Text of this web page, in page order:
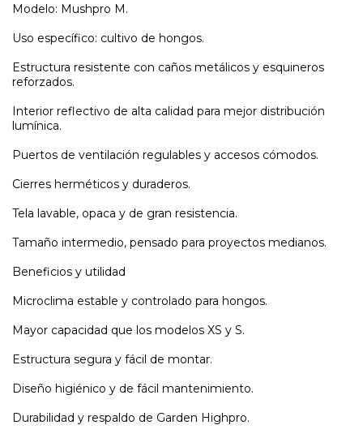
Modelo: Mushpro M.
Uso específico: cultivo de hongos.
Estructura resistente con caños metálicos y esquineros
reforzados.
Interior reflectivo de alta calidad para mejor distribución
lumínica.
Puertos de ventilación regulables y accesos cómodos.
Cierres herméticos y duraderos.
Tela lavable, opaca y de gran resistencia.
Tamaño intermedio, pensado para proyectos medianos.
Beneficios y utilidad
Microclima estable y controlado para hongos.
Mayor capacidad que los modelos XS y S.
Estructura segura y fácil de montar.
Diseño higiénico y de fácil mantenimiento.
Durabilidad y respaldo de Garden Highpro.